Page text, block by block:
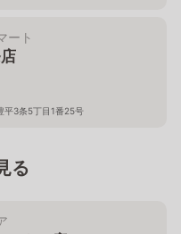
ート
平3条5丁目1番25号
る